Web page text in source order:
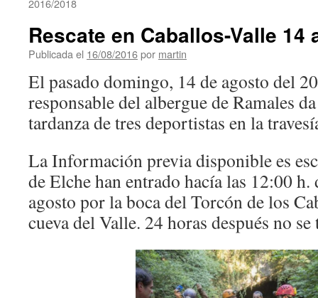
2016/2018
Rescate en Caballos-Valle 14
Publicada el 16/08/2016por martin
El pasado domingo, 14 de agosto del
responsable del albergue de Ramales
tardanza de tres deportistas en la
La Información previa disponible es
de Elche han entrado hacía las 12:00 h.
agosto por la boca del Torcón de los
cueva del Valle. 24 horas después no